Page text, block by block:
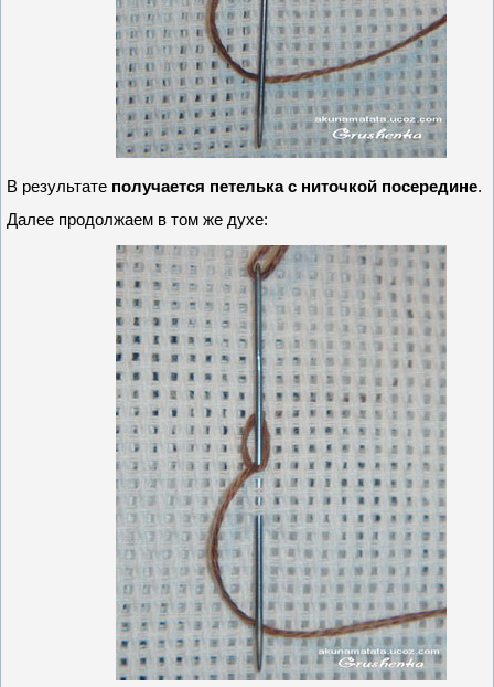
В результате получается петелька с ниточкой посередине.
Далее продолжаем в том же духе: